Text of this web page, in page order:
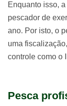
Enquanto isso,
pescador de
ano. Por isto, o
uma
controle como o
Pesca